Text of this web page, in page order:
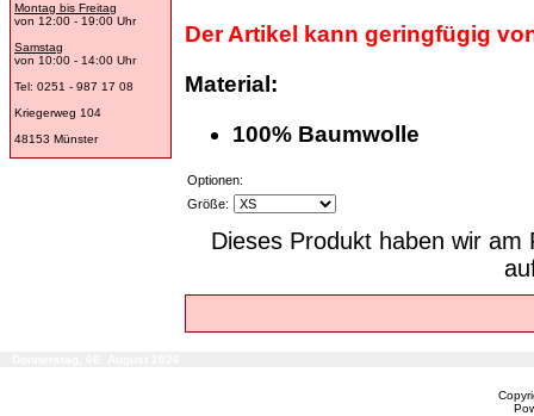
Montag bis Freitag
von 12:00 - 19:00 Uhr
Samstag
von 10:00 - 14:00 Uhr
Tel: 0251 - 987 17 08
Kriegerweg 104
48153 Münster
Der Artikel kann geringfügig
Material:
100% Baumwolle
Optionen:
Größe:
Dieses Produkt haben wir